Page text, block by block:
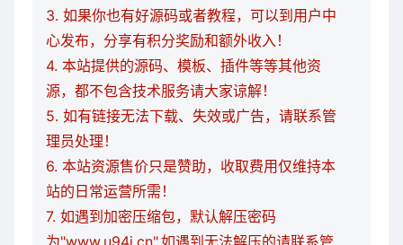
3. 如果你也有好源码或者教程，可以到用户中
心发布，分享有积分奖励和额外收入！
4. 本站提供的源码、模板、插件等等其他资
源，都不包含技术服务请大家谅解！
5. 如有链接无法下载、失效或广告，请联系管
理员处理！
6. 本站资源售价只是赞助，收取费用仅维持本
站的日常运营所需！
7. 如遇到加密压缩包，默认解压密码
为"www.u94i.cn",如遇到无法解压的请联系管